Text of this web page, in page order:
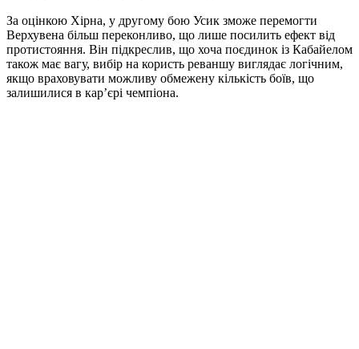
За оцінкою Хірна, у другому бою Усик зможе перемогти
Верхувена більш переконливо, що лише посилить ефект від
протистояння. Він підкреслив, що хоча поєдинок із Кабайелом
також має вагу, вибір на користь реваншу виглядає логічним,
якщо враховувати можливу обмежену кількість боїв, що
залишилися в кар’єрі чемпіона.